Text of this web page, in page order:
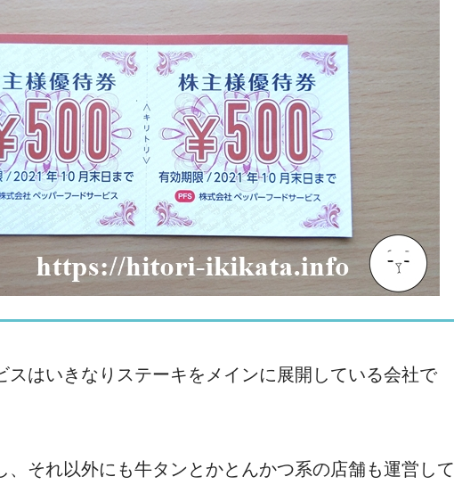
スはいきなりステーキをメインに展開している会社で
、それ以外にも牛タンとかとんかつ系の店舗も運営して